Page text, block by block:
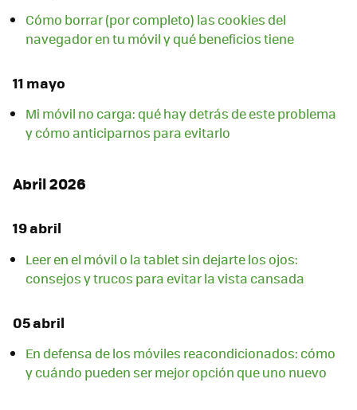
Cómo borrar (por completo) las cookies del
navegador en tu móvil y qué beneficios tiene
11 mayo
Mi móvil no carga: qué hay detrás de este problema
y cómo anticiparnos para evitarlo
Abril 2026
19 abril
Leer en el móvil o la tablet sin dejarte los ojos:
consejos y trucos para evitar la vista cansada
05 abril
En defensa de los móviles reacondicionados: cómo
y cuándo pueden ser mejor opción que uno nuevo